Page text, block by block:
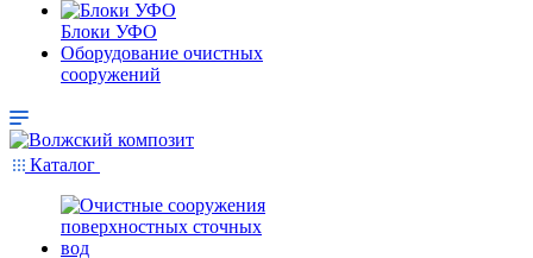
Блоки УФО
Оборудование очистных
сооружений
Каталог